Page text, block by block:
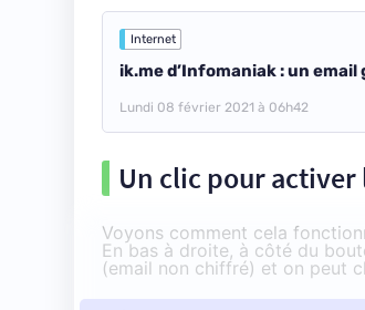
Internet
ik.me d’Infomaniak : un
Lundi 08 février 2021 à 06h42
Un clic pour
Voyons comment cela
En bas à droite, à côté du
(email non chiffré) et on peut